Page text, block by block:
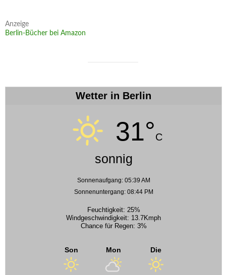
Anzeige
Berlin-Bücher bei Amazon
Wetter in Berlin
31°C
sonnig
Sonnenaufgang: 05:39 AM
Sonnenuntergang: 08:44 PM
Feuchtigkeit: 25%
Windgeschwindigkeit: 13.7Kmph
Chance für Regen: 3%
Son Mon Die